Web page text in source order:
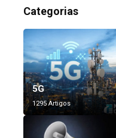
Categorias
5G
1295 Artigos